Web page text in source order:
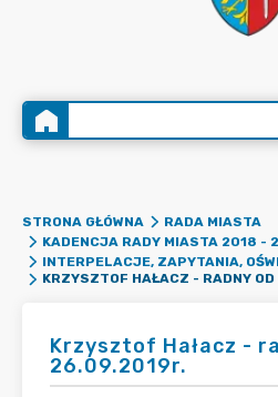
STRONA GŁÓWNA
RADA MIASTA
KADENCJA RADY MIASTA 2018 -
INTERPELACJE, ZAPYTANIA,
Krzysztof Hałacz -
26.09.2019r.